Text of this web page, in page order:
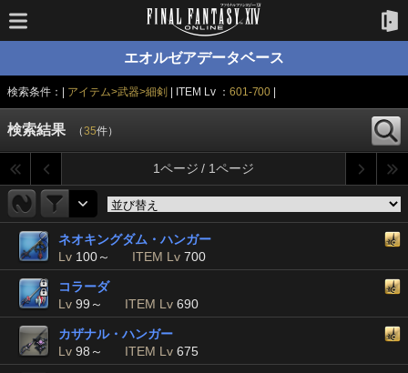
エオルゼアデータベース
検索条件：| アイテム>武器>細剣 | ITEM Lv ： 601-700
検索結果 （35件）
1ページ / 1ページ
ネオキングダム・ハンガー
Lv 100～ ITEM Lv 700
コラーダ
Lv 99～ ITEM Lv 690
カザナル・ハンガー
Lv 98～ ITEM Lv 675